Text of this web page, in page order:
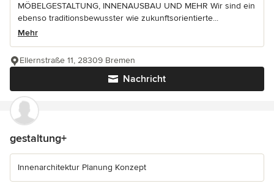
MÖBELGESTALTUNG, INNENAUSBAU UND MEHR Wir sind ein
ebenso traditionsbewusster wie zukunftsorientierte...
Mehr
Nachricht
Ellernstraße 11, 28309 Bremen
gestaltung+
Innenarchitektur Planung Konzept